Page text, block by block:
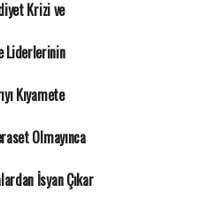
Krizi ve
Liderlerinin
Kıyamete
Olmayınca
İsyan Çıkar